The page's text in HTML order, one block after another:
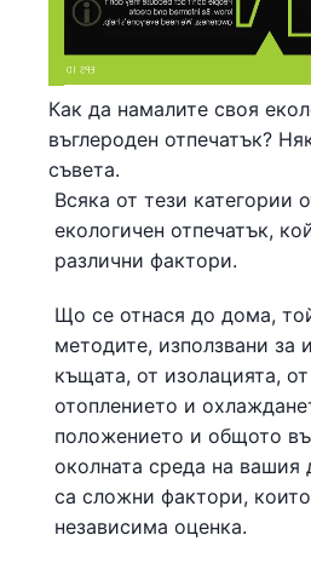
Как да намалите своя
въглероден отпечатък?
съвета.
Всяка от тези категории
екологичен отпечатък,
различни фактори.
Що се отнася до дома,
методите, използвани за
къщата, от изолацията,
отоплението и
положението и общото
околната среда на вашия
са сложни фактори,
независима оценка.